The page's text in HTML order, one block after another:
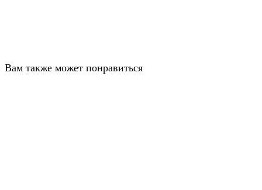
Вам также может понравиться